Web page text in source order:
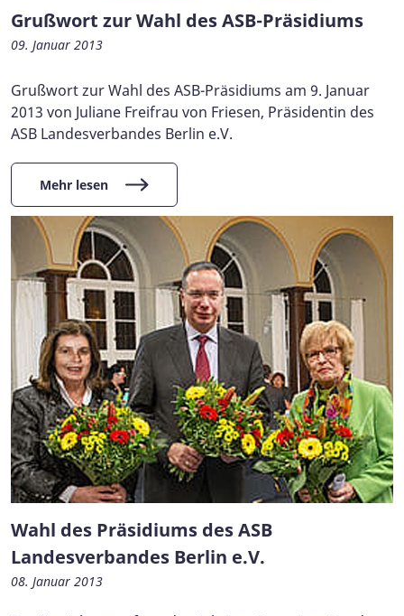
Grußwort zur Wahl des ASB-Präsidiums
09. Januar 2013
Grußwort zur Wahl des ASB-Präsidiums am 9. Januar
2013 von Juliane Freifrau von Friesen, Präsidentin des
ASB Landesverbandes Berlin e.V.
Mehr lesen
Wahl des Präsidiums des ASB
Landesverbandes Berlin e.V.
08. Januar 2013